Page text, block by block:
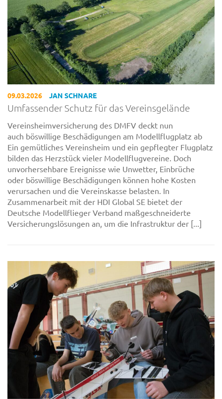
09.03.2026 JAN SCHNARE
Umfassender Schutz für das Vereinsgelände
Vereinsheimversicherung des DMFV deckt nun
auch böswillige Beschädigungen am Modellflugplatz ab
Ein gemütliches Vereinsheim und ein gepflegter Flugplatz
bilden das Herzstück vieler Modellflugvereine. Doch
unvorhersehbare Ereignisse wie Unwetter, Einbrüche
oder böswillige Beschädigungen können hohe Kosten
verursachen und die Vereinskasse belasten. In
Zusammenarbeit mit der HDI Global SE bietet der
Deutsche Modellflieger Verband maßgeschneiderte
Versicherungslösungen an, um die Infrastruktur der [...]